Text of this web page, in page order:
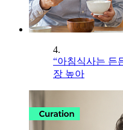
4.
“아침식사는 든
장 높아